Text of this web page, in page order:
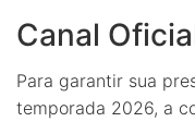
Canal
Para garantir sua
temporada 2026, a